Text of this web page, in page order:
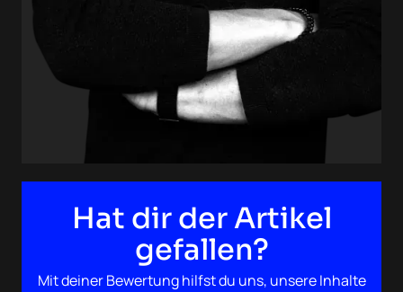
Hat dir der Artikel
gefallen?
Mit deiner Bewertung hilfst du uns, unsere Inhalte